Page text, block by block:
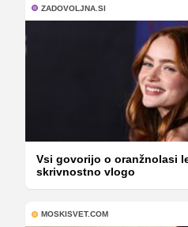
ZADOVOLJNA.SI
Vsi govorijo o oranžnolasi
skrivnostno vlogo
MOSKISVET.COM